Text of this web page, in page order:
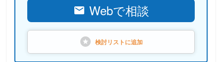
Webで相談
検討リストに追加